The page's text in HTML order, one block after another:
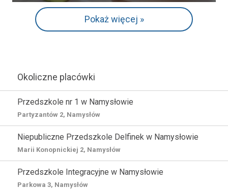
Pokaż więcej »
Okoliczne placówki
Przedszkole nr 1 w Namysłowie
Partyzantów 2, Namysłów
Niepubliczne Przedszkole Delfinek w Namysłowie
Marii Konopnickiej 2, Namysłów
Przedszkole Integracyjne w Namysłowie
Parkowa 3, Namysłów